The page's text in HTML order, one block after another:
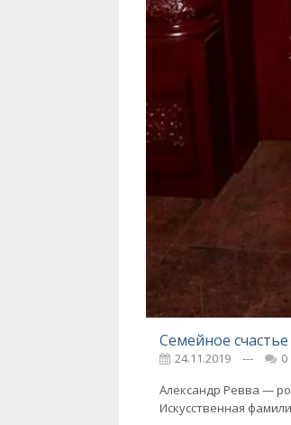
Семейное
24.11.2019 ---
0
Александр Ревва —
Искусственная